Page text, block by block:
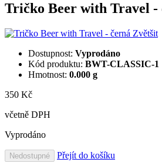
Tričko Beer with Travel -
Zvětšit
Dostupnost: Vyprodáno
Kód produktu: BWT-CLASSIC-1
Hmotnost: 0.000 g
350 Kč
včetně DPH
Vyprodáno
Nedostupné Přejít do košíku